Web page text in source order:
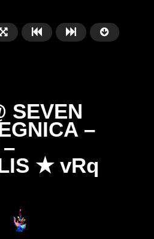
–
Torsten Kanzler
SEVEN
–
★ vRq